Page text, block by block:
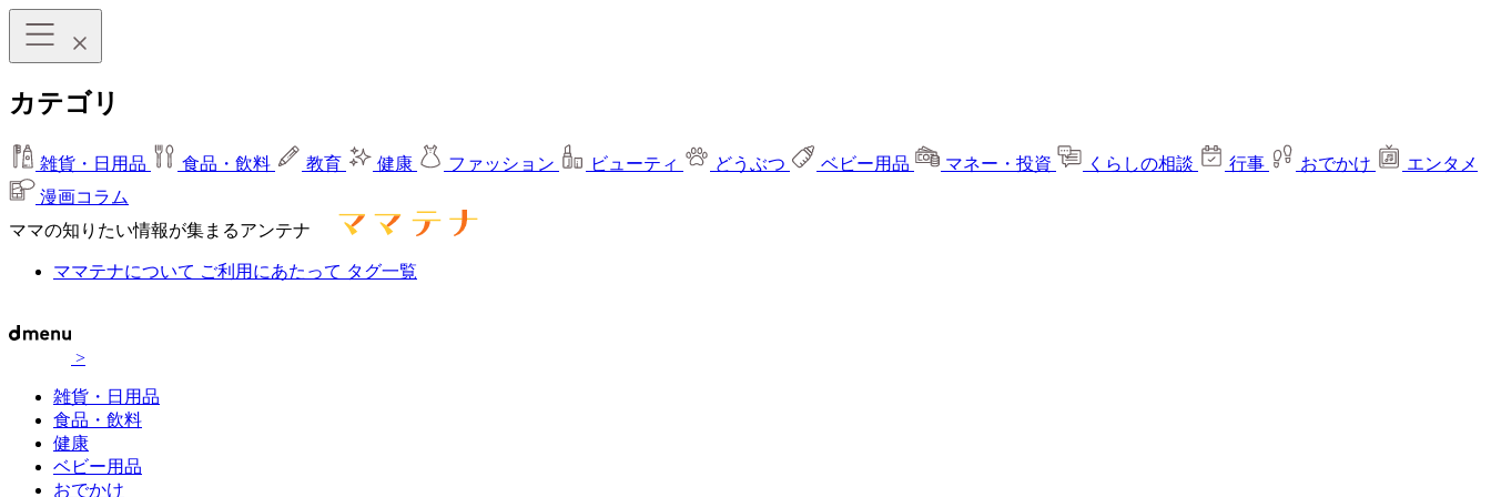
カテゴリ
雑貨・日用品 食品・飲料 教育 健康 ファッション ビューティ どうぶつ ベビー用品 マネー・投資 くらしの相談 行事 おでかけ
エンタメ
漫画コラム
ママの知りたい情報が集まるアンテナ
ママテナについて ご利用にあたって タグ一覧
>
雑貨・日用品
食品・飲料
健康
ベビー用品
おでかけ